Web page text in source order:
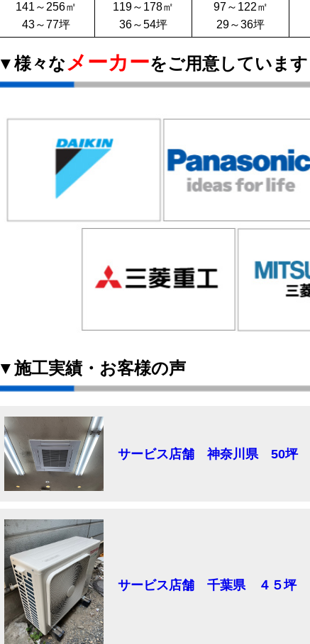
141～256㎡
43～77坪
119～178㎡
36～54坪
97～122㎡
29～36坪
▼様々なメーカーをご用意しています
▼施工実績・お客様の声
サービス店舗 神奈川県 50坪
サービス店舗 千葉県 ４５坪